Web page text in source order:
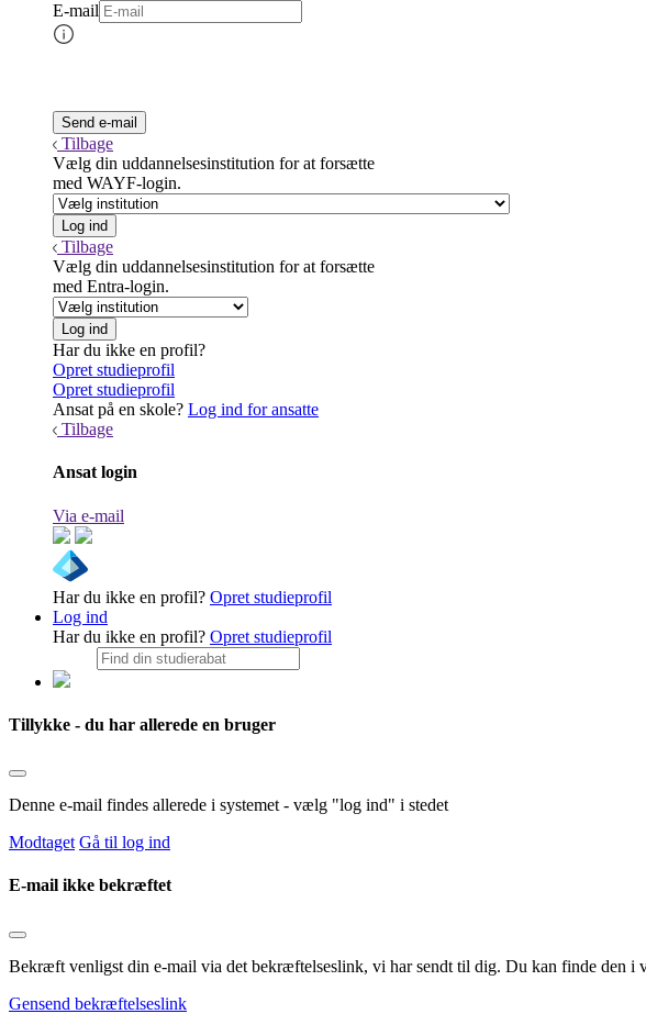
E-mail
Tilbage
Vælg din uddannelsesinstitution for at forsætte
med WAYF-login.
Tilbage
Vælg din uddannelsesinstitution for at forsætte
med Entra-login.
Har du ikke en profil?
Opret studieprofil
Opret studieprofil
Ansat på en skole? Log ind for ansatte
Tilbage
Ansat login
Via e-mail
Har du ikke en profil? Opret studieprofil
Log ind
Har du ikke en profil? Opret studieprofil
Tillykke - du har allerede en bruger
Denne e-mail findes allerede i systemet - vælg "log ind" i stedet
Modtaget Gå til log ind
E-mail ikke bekræftet
Bekræft venligst din e-mail via det bekræftelseslink, vi har sendt til dig. Du kan finde den i
Gensend bekræftelseslink